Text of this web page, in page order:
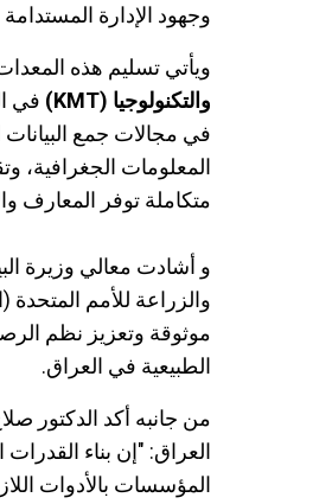
وجهود الإدارة
ويأتي تسليم هذه
والتكنولوجيا (KMT
) في
في مجالات جمع البيانات
المعلومات الجغرافية،
متكاملة توفر المعارف
و أشادت معالي وزيرة
والزراعة للأمم المتحدة
موثوقة وتعزيز نظم
الطبيعية في العراق.
من جانبه أكد الدكتور
العراق: "إن بناء
المؤسسات بالأدوات